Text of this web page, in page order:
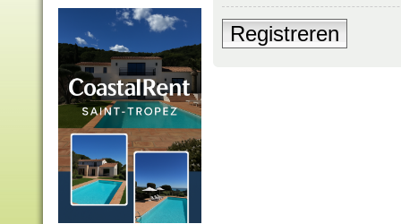
Registreren